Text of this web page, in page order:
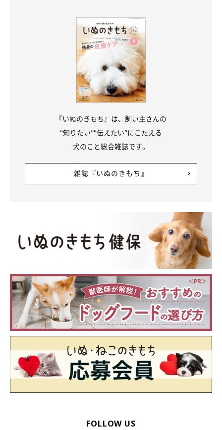
食べこぼしや食べ残しが増える
視覚や嗅覚などの感覚機能が衰えると、こぼしたり残したりして
いても気付きにくくなることがあります。
寝ている時間が増える
体力の低下によって疲れやすくなり、寝て過ごすことが多くなり
ます。また、好奇心が薄れることで活発さがなくなると、そのぶ
段差でつまずいたり、物にぶつかったりしやすくなる
『いぬのきもち』は、飼い主さんの
“知りたい”“伝えたい”にこたえる
犬のこと総合雑誌です。
雑誌『いぬのきもち』
FOLLOW US